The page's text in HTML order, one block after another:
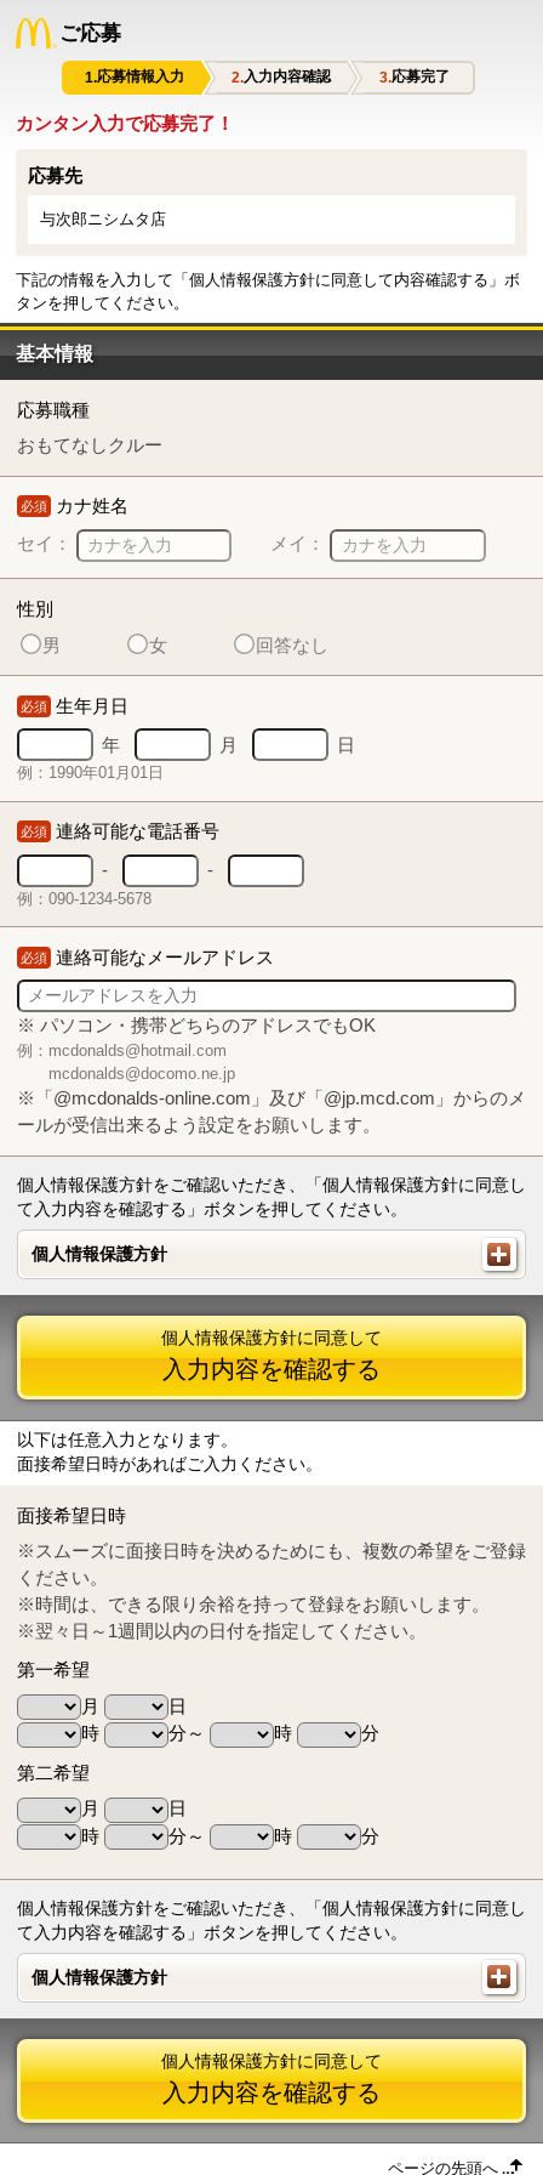
ご応募
応募情報入力 入力内容確認 応募完了
カンタン入力で応募完了！
応募先
与次郎ニシムタ店
下記の情報を入力して「個人情報保護方針に同意して内容確認する」ボ
タンを押してください。
基本情報
応募職種
おもてなしクルー
必須 カナ姓名
セイ：
メイ：
性別
男
女 回答なし
必須 生年月日
年
月 日
例：1990年01月01日
必須 連絡可能な電話番号
-
-
例：090-1234-5678
必須 連絡可能なメールアドレス
※ パソコン・携帯どちらのアドレスでもOK
例：mcdonalds@hotmail.com
mcdonalds@docomo.ne.jp
※「@mcdonalds-online.com」及び「@jp.mcd.com」からのメ
ールが受信出来るよう設定をお願いします。
個人情報保護方針をご確認いただき、「個人情報保護方針に同意し
て入力内容を確認する」ボタンを押してください。
個人情報保護方針
個人情報保護方針
Tel
0570-55-0314
個人情報保護方針に同意して
入力内容を確認する
以下は任意入力となります。
面接希望日時があればご入力ください。
面接希望日時
※スムーズに面接日時を決めるためにも、複数の希望をご登録
ください。
※時間は、できる限り余裕を持って登録をお願いします。
※翌々日～1週間以内の日付を指定してください。
第一希望
月
日
時
分～ 時
分
第二希望
月
日
時
分～ 時 分
個人情報保護方針をご確認いただき、「個人情報保護方針に同意し
て入力内容を確認する」ボタンを押してください。
個人情報保護方針
個人情報保護方針
個人情報保護方針に同意して
入力内容を確認する
ページの先頭へ